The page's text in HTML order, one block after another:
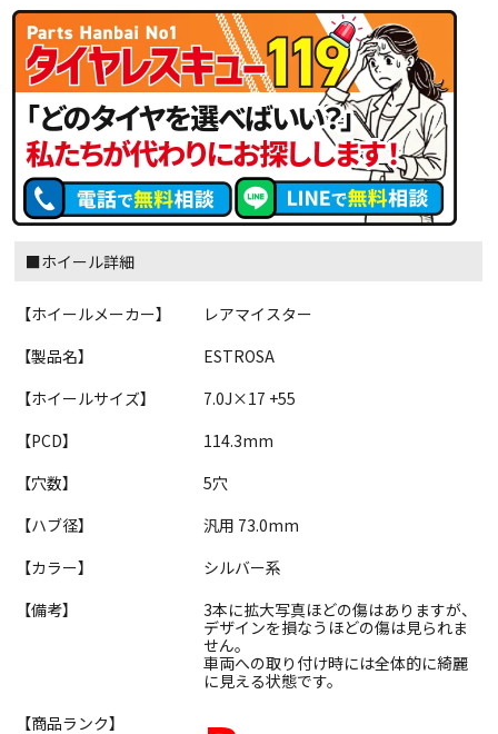
■ホイール詳細
【ホイールメーカー】
レアマイスター
【製品名】
ESTROSA
【ホイールサイズ】
7.0J×17 +55
【PCD】
114.3mm
【穴数】
5穴
【ハブ径】
汎用 73.0mm
【カラー】
シルバー系
【備考】
3本に拡大写真ほどの傷はありますが、
デザインを損なうほどの傷は見られま
せん。
車両への取り付け時には全体的に綺麗
に見える状態です。
【商品ランク】